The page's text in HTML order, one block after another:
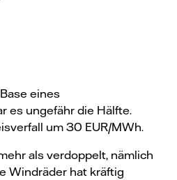
eines
es ungefähr die Hälfte.
um 30 EUR/MWh.
als verdoppelt, nämlich
Windräder hat kräftig